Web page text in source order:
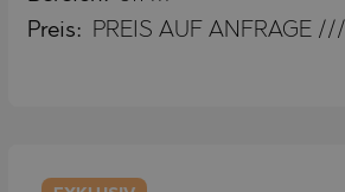
Preis: PREIS AUF ANFRAGE ///